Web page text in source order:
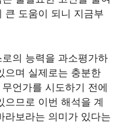
큰 도움이 되니 지금부
의 능력을 과소평가하
으며 실제로는 충분한
언가를 시도하기 전에
으므로 이번 해석을 계
라보라는 의미가 있다는